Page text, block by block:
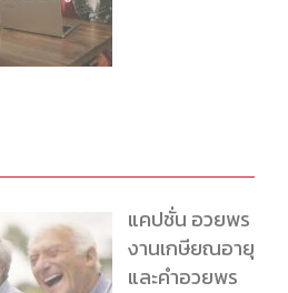
แคปชั่น อวยพร
งานเกษียณอายุ
และคำอวยพร